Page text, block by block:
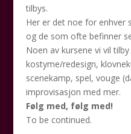
tilbys.
Her er det noe for enhver
og de som ofte befinner
Noen av kursene vi vil
kostyme/redesign,
scenekamp, spel, vouge
improvisasjon med mer.
Følg med, følg med!
To be continued.